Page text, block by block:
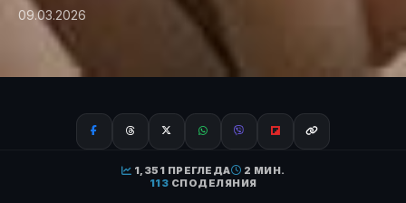
09.03.2026
1,351 ПРЕГЛЕДА
2 МИН.
113 СПОДЕЛЯНИЯ